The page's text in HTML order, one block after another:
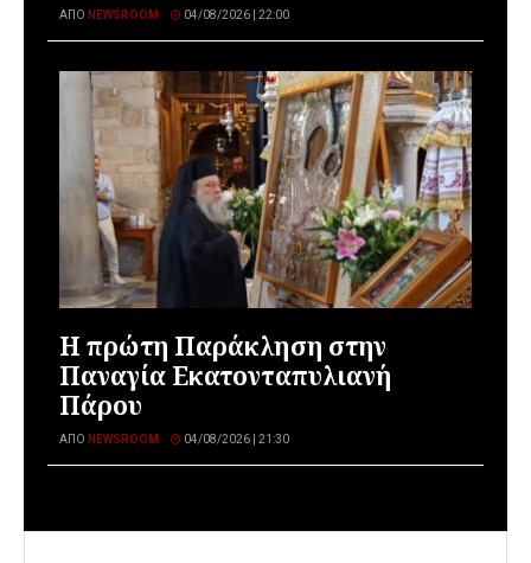
ΑΠΌ NEWSROOM 04/08/2026 | 22:00
Η πρώτη Παράκληση στην
Παναγία Εκατονταπυλιανή
Πάρου
ΑΠΌ NEWSROOM 04/08/2026 | 21:30